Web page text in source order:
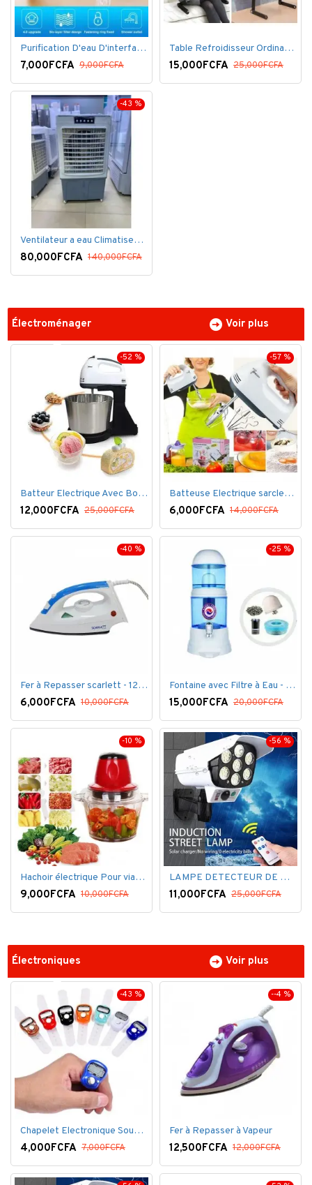
Purification D'eau D'interface De Filtre De Robinet
7,000FCFA 9,000FCFA
Table Refroidisseur Ordinateur Portable
15,000FCFA 25,000FCFA
-43 %
Ventilateur a eau Climatiseur Mobile Grand Model.
80,000FCFA 140,000FCFA
Électroménager Voir plus
-52 %
Batteur Electrique Avec Bol en inox
12,000FCFA 25,000FCFA
-57 %
Batteuse Electrique sarclette à main– 7 vitesses
6,000FCFA 14,000FCFA
-40 %
Fer à Repasser scarlett - 1200 W - Bleu Blanc
6,000FCFA 10,000FCFA
-25 %
Fontaine avec Filtre à Eau - 16 Litres - Blanc
15,000FCFA 20,000FCFA
-10 %
Hachoir électrique Pour viandes et légumes -Rouge
9,000FCFA 10,000FCFA
-56 %
LAMPE DETECTEUR DE MOUVEMENT SOLAR SENSOR LIGHT
11,000FCFA 25,000FCFA
Électroniques Voir plus
-43 %
Chapelet Electronique Sous Forme De Bague Tasbih
4,000FCFA 7,000FCFA
--4 %
Fer à Repasser à Vapeur
12,500FCFA 12,000FCFA